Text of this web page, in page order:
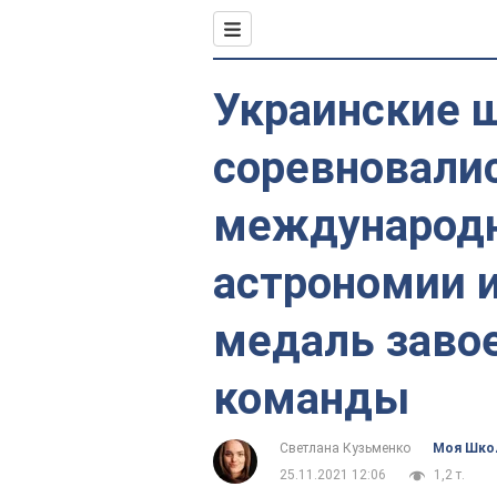
Украинские
астрономии
медаль
команды
Светлана Кузьменко
Моя
25.11.2021 12:06
1,2 т.